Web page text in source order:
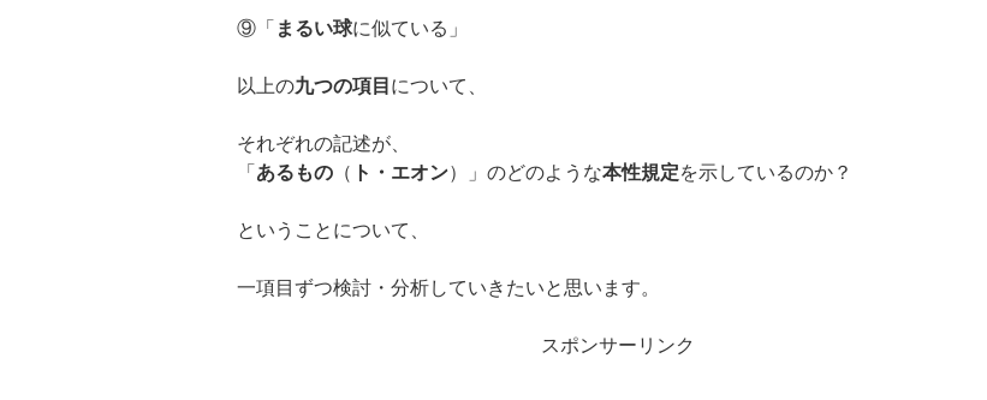
⑨「 まるい球に似ている」
以上の九つの項目 について、
それぞれの記述が、
「 あるもの （ ト・エオン）」のどのような本性規定を示しているのか？
ということについて、
一項目ずつ検討・分析していきたいと思います。
スポンサーリンク